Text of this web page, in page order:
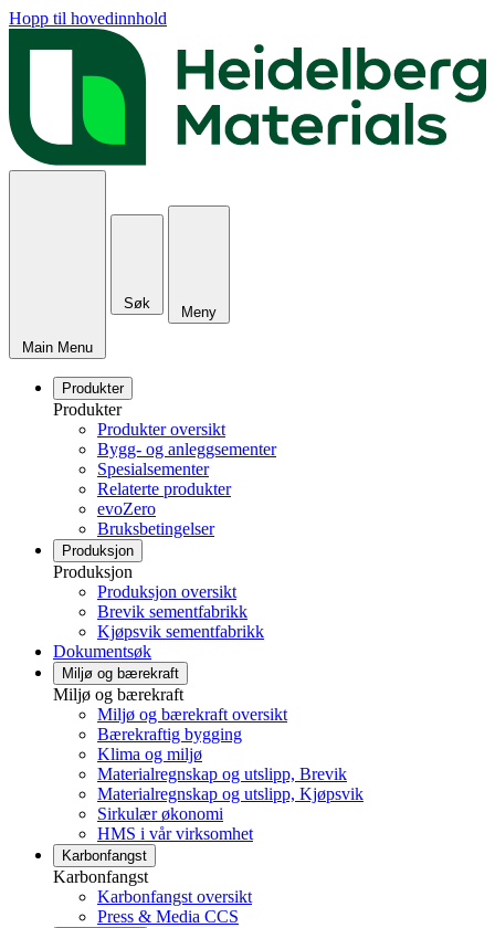
Hopp til hovedinnhold
Main Menu
Søk
Meny
Produkter
Produkter
Produkter oversikt
Bygg- og anleggsementer
Spesialsementer
Relaterte produkter
evoZero
Bruksbetingelser
Produksjon
Produksjon
Produksjon oversikt
Brevik sementfabrikk
Kjøpsvik sementfabrikk
Dokumentsøk
Miljø og bærekraft
Miljø og bærekraft
Miljø og bærekraft oversikt
Bærekraftig bygging
Klima og miljø
Materialregnskap og utslipp, Brevik
Materialregnskap og utslipp, Kjøpsvik
Sirkulær økonomi
HMS i vår virksomhet
Karbonfangst
Karbonfangst
Karbonfangst oversikt
Press & Media CCS